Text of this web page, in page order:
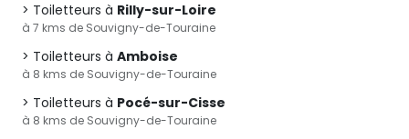
Toiletteurs à Rilly-sur-Loire
à 7 kms de Souvigny-de-Touraine
Toiletteurs à Amboise
à 8 kms de Souvigny-de-Touraine
Toiletteurs à Pocé-sur-Cisse
à 8 kms de Souvigny-de-Touraine